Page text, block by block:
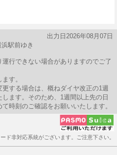
出力日2026年08月07日
駅前ゆき
行できない場合がありますのでご了
す。
する場合は、概ねダイヤ改正の1週
ます。そのため、1週間以上先の日
時刻のご確認をお願いいたします。
ド非対応系統がございます。ご注意下さい。